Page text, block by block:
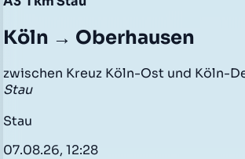
Köln → Oberhausen
zwischen Kreuz Köln-Ost und Köln-
Stau
Stau
07.08.26, 12:28